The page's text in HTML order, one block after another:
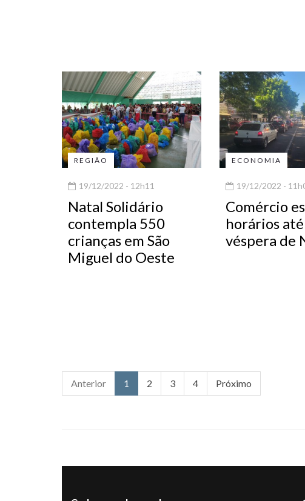
REGIÃO
19/12/2022 - 12h11
Natal Solidário
contempla 550
crianças em São
Miguel do Oeste
ECONOMIA
19/12/2022 -
Comércio
horários até
véspera de
Anterior 1 2 3 4 Próximo